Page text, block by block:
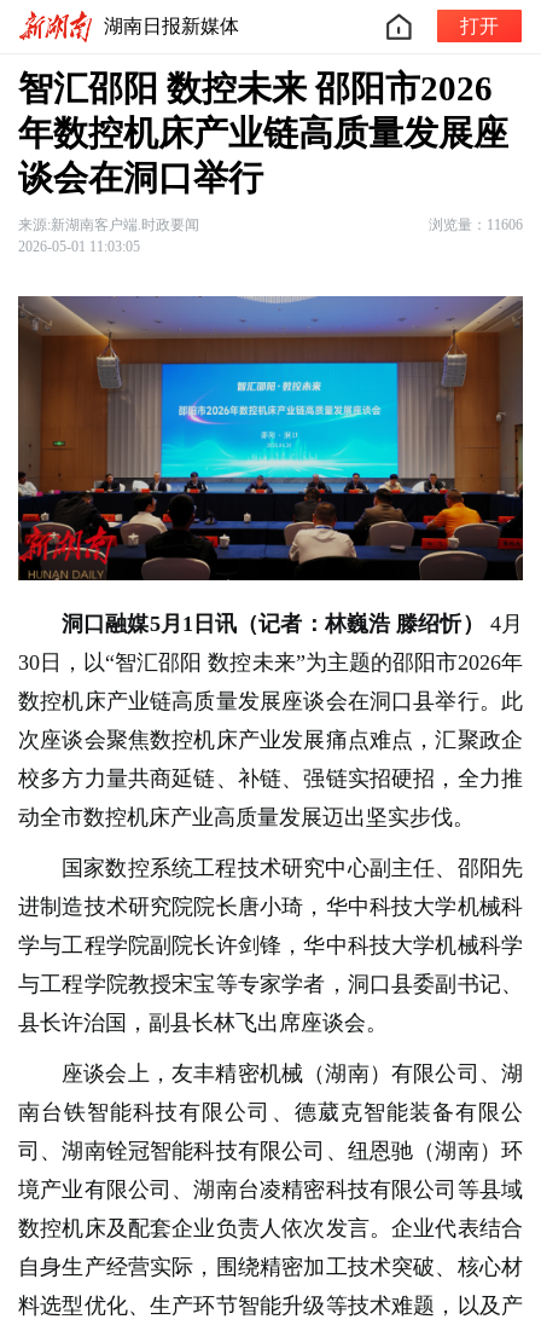
湖南日报新媒体 打开
智汇邵阳 数控未来 邵阳市2026
年数控机床产业链高质量发展座
谈会在洞口举行
来源:新湖南客户端.时政要闻
浏览量：11606
2026-05-01 11:03:05
洞口融媒5月1日讯（记者：林巍浩 滕绍忻）
4月
30日，以“智汇邵阳 数控未来”为主题的邵阳市2026年
数控机床产业链高质量发展座谈会在洞口县举行。此
次座谈会聚焦数控机床产业发展痛点难点，汇聚政企
校多方力量共商延链、补链、强链实招硬招，全力推
动全市数控机床产业高质量发展迈出坚实步伐。
国家数控系统工程技术研究中心副主任、邵阳先
进制造技术研究院院长唐小琦，华中科技大学机械科
学与工程学院副院长许剑锋，华中科技大学机械科学
与工程学院教授宋宝等专家学者，洞口县委副书记、
县长许治国，副县长林飞出席座谈会。
座谈会上，友丰精密机械（湖南）有限公司、湖
南台铁智能科技有限公司、德葳克智能装备有限公
司、湖南铨冠智能科技有限公司、纽恩驰（湖南）环
境产业有限公司、湖南台凌精密科技有限公司等县域
数控机床及配套企业负责人依次发言。企业代表结合
自身生产经营实际，围绕精密加工技术突破、核心材
料选型优化、生产环节智能升级等技术难题，以及产